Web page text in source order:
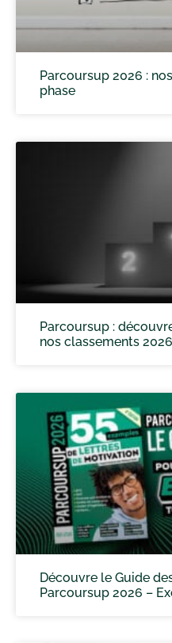
Parcoursup 2026 :
phase
Parcoursup :
nos classements 2026
Découvre le Guide
Parcoursup 2026 –